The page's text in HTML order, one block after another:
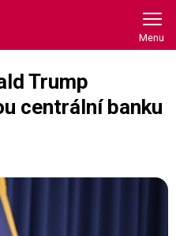
Trump
centrální banku